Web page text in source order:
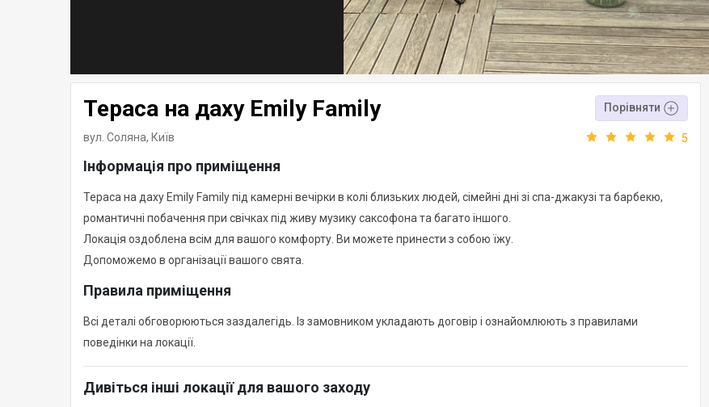
Тераса на даху Emily Family Порівняти
вул. Соляна, Київ 5
Інформація про приміщення
Тераса на даху Emily Family під камерні вечірки в колі близьких людей, сімейні дні зі спа-джакузі та барбекю,
романтичні побачення при свічках під живу музику саксофона та багато іншого.
Локація оздоблена всім для вашого комфорту. Ви можете принести з собою їжу.
Допоможемо в організації вашого свята.
Правила приміщення
Всі деталі обговорюються заздалегідь. Із замовником укладають договір і ознайомлюють з правилами
поведінки на локації.
Дивіться інші локації для вашого заходу